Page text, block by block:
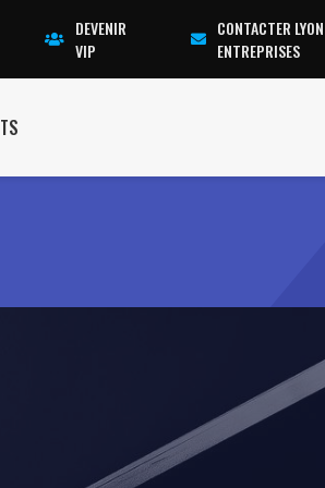
DEVENIR
VIP
CONTACTER LYON
ENTREPRISES